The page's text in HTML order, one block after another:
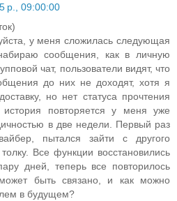
р., 09:00:00
у меня сложилась следующая
сообщения, как в личную
чат, пользователи видят, что
до них не доходят, хотя я
но нет статуса прочтения
повторяется у меня уже
в две недели. Первый раз
пытался зайти с другого
Все функции восстановились
дней, теперь все повторилось
быть связано, и как можно
в будущем?